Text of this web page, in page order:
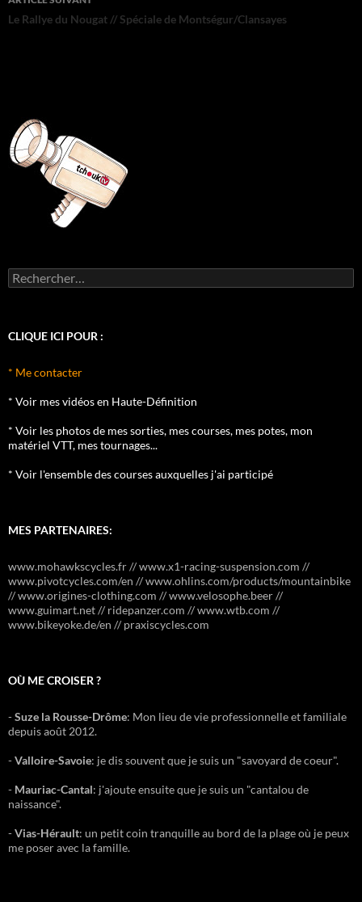
Le Rallye du Nougat // Spéciale de Montségur/Clansayes
Rechercher :
CLIQUE ICI POUR :
* Me contacter
* Voir mes vidéos en Haute-Définition
* Voir les photos de mes sorties, mes courses, mes potes, mon
matériel VTT, mes tournages...
* Voir l'ensemble des courses auxquelles j'ai participé
MES PARTENAIRES:
www.mohawkscycles.fr // www.x1-racing-suspension.com //
www.pivotcycles.com/en // www.ohlins.com/products/mountainbike
// www.origines-clothing.com // www.velosophe.beer //
www.guimart.net // ridepanzer.com // www.wtb.com //
www.bikeyoke.de/en // praxiscycles.com
OÙ ME CROISER ?
-Suze la Rousse-Drôme: Mon lieu de vie professionnelle et familiale
depuis août 2012.
-Valloire-Savoie: je dis souvent que je suis un "savoyard de coeur".
- Mauriac-Cantal: j'ajoute ensuite que je suis un "cantalou de
naissance".
-Vias-Hérault: un petit coin tranquille au bord de la plage où je peux
me poser avec la famille.